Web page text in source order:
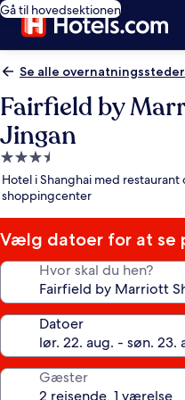
Gå til hovedsektionen
Se alle overnatningssteder
Fairfield by
Jingan
3.5-
stjernet
overnatningssted
Hotel i Shanghai med
shoppingcenter
Vælg datoer for at se
Hvor skal du hen?
Datoer
Gæster